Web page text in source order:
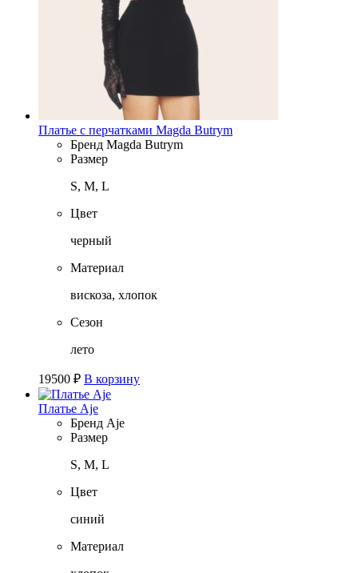
Платье с перчатками Magda Butrym
Бренд Magda Butrym
Размер
S, M, L
Цвет
черный
Материал
вискоза, хлопок
Сезон
лето
19500 ₽ В корзину
Платье Aje
Бренд Aje
Размер
S, M, L
Цвет
синий
Материал